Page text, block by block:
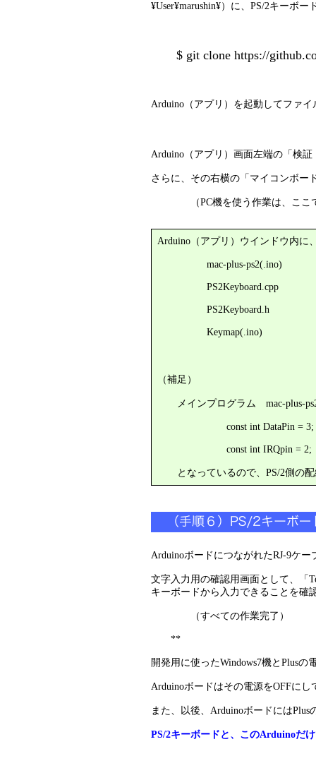
¥User¥marushin¥）に、PS/2キーボ
$ git clone https://
Arduino（アプリ）を起動してファ
Arduino（アプリ）画面左端の「検
さらに、その右横の「マイコンボー
（PC機を使う作業は、ここ
Arduino（アプリ）ウインドウ内に
mac-plus-ps2(.ino)
PS2Keyboard.cpp
PS2Keyboard.h
Keymap(.ino)
（補足）
メインプログラム mac-plus-
const int DataPin = 3;
const int IRQpin = 2;
となっているので、PS/2側の配
ArduinoボードにつながれたRJ-9ケ
文字入力用の確認用画面として、「
キーボードから入力できることを確
（すべての作業完了）
**
開発用に使ったWindows7機とPlus
Arduinoボードはその電源をOFFに
また、以後、Arduinoボードには
PS/2キーボードと、このArduinoだけ